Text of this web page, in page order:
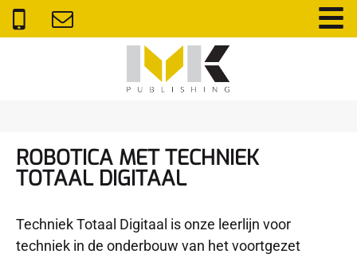
ROBOTICA MET TECHNIEK
TOTAAL DIGITAAL
Techniek Totaal Digitaal is onze leerlijn voor
techniek in de onderbouw van het voortgezet